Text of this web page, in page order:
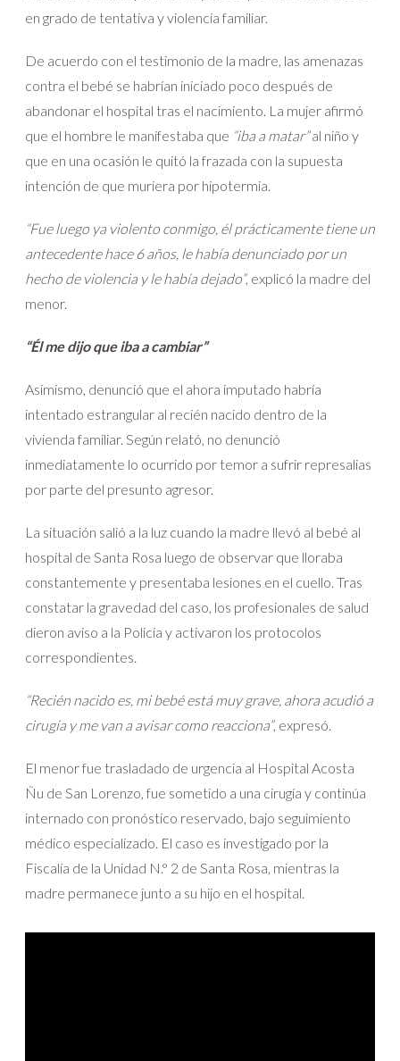
en grado de tentativa y violencia familiar.
De acuerdo con el testimonio de la madre, las amenazas
contra el bebé se habrían iniciado poco después de
abandonar el hospital tras el nacimiento. La mujer afirmó
que el hombre le manifestaba que “iba a matar”al niño y
que en una ocasión le quitó la frazada con la supuesta
intención de que muriera por hipotermia.
“Fue luego ya violento conmigo, él prácticamente tiene un
antecedente hace 6 años, le había denunciado por un
hecho de violencia y le había dejado”, explicó la madre del
menor.
“Él me dijo que iba a cambiar”
Asimismo, denunció que el ahora imputado habría
intentado estrangular al recién nacido dentro de la
vivienda familiar. Según relató, no denunció
inmediatamente lo ocurrido por temor a sufrir represalias
por parte del presunto agresor.
La situación salió a la luz cuando la madre llevó al bebé al
hospital de Santa Rosa luego de observar que lloraba
constantemente y presentaba lesiones en el cuello. Tras
constatar la gravedad del caso, los profesionales de salud
dieron aviso a la Policía y activaron los protocolos
correspondientes.
“Recién nacido es, mi bebé está muy grave, ahora acudió a
cirugía y me van a avisar como reacciona”, expresó.
El menor fue trasladado de urgencia al Hospital Acosta
Ñu de San Lorenzo, fue sometido a una cirugía y continúa
internado con pronóstico reservado, bajo seguimiento
médico especializado. El caso es investigado por la
Fiscalía de la Unidad N.° 2 de Santa Rosa, mientras la
madre permanece junto a su hijo en el hospital.